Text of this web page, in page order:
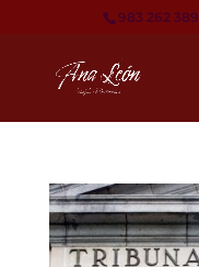
983 262 389